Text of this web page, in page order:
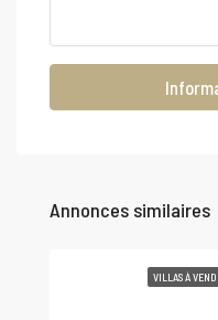
Annonces similaires
VILLAS À